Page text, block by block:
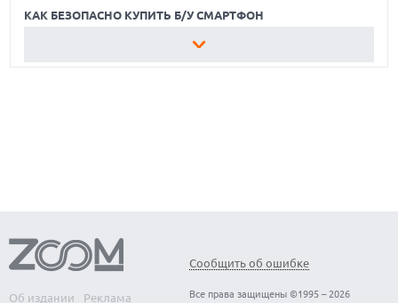
КАК БЕЗОПАСНО КУПИТЬ Б/У СМАРТФОН
ЛУЧШИЕ АВТОНОМНЫЕ ГАЗОНОКОСИЛКИ В 2026 ГОДУ
Об издании Реклама
Сообщить об ошибке
Все права защищены ©1995 – 2026